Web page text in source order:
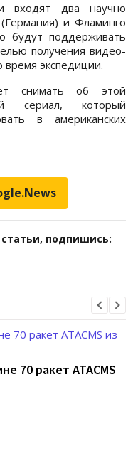
входят два научно
(Германия) и Фламинго
будут поддерживать
получения видео-
экспедиции.
снимать об этой
сериал, который
в американских
подпишись:
70 ракет ATACMS